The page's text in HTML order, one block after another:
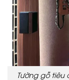
Tường gỗ tiêu